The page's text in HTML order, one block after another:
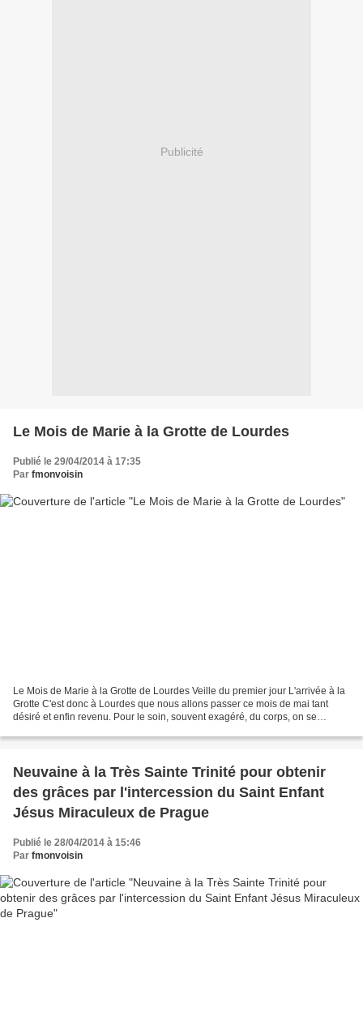
Publicité
Le Mois de Marie à la Grotte de Lourdes
Publié le 29/04/2014 à 17:35
Par fmonvoisin
Le Mois de Marie à la Grotte de Lourdes Veille du premier jour L'arrivée à la
Grotte C'est donc à Lourdes que nous allons passer ce mois de mai tant
désiré et enfin revenu. Pour le soin, souvent exagéré, du corps, on se
Neuvaine à la Très Sainte Trinité pour obtenir
des grâces par l'intercession du Saint Enfant
Jésus Miraculeux de Prague
Publié le 28/04/2014 à 15:46
Par fmonvoisin